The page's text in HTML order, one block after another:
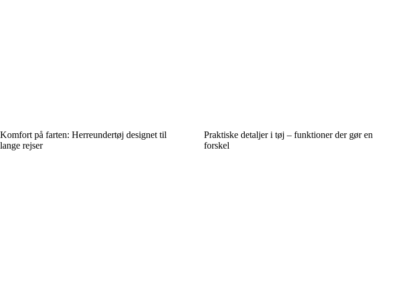
Komfort på farten: Herreundertøj designet til
lange rejser
Praktiske detaljer i tøj – funktioner der gør en
forskel